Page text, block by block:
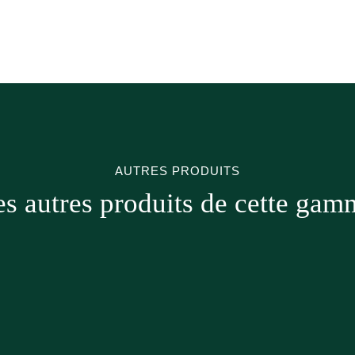
AUTRES PRODUITS
autres produits de cette